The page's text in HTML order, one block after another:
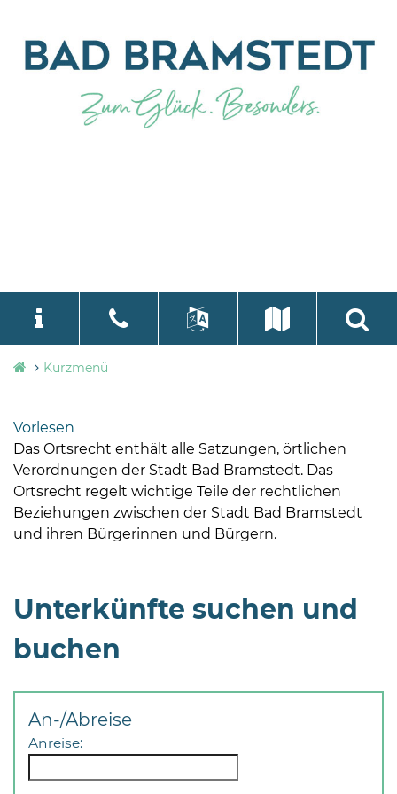
Stadtverwaltung
Bramstedt
Bleeck 15-
19
24576 Bad
Bramstedt
04192-
zentrale@badbramstedt.de
Mo,
08
language
Kurzmenü
Vorlesen
Das Ortsrecht enthält alle Satzungen, örtlichen
Verordnungen der Stadt Bad Bramstedt. Das
Ortsrecht regelt wichtige Teile der rechtlichen
Beziehungen zwischen der Stadt Bad Bramstedt
und ihren Bürgerinnen und Bürgern.
Unterkünfte suchen und
buchen
An-/Abreise
Anreise: